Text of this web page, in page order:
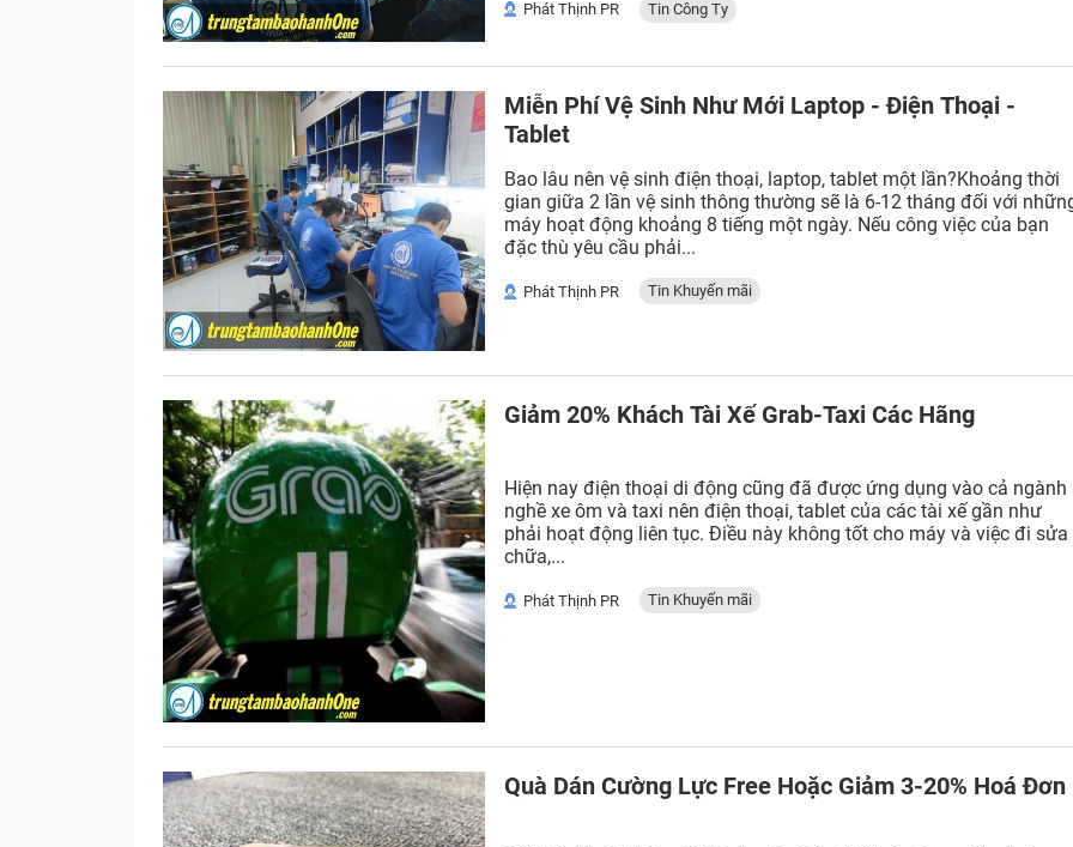
Phát Thịnh PR Tin Công Ty
Miễn Phí Vệ Sinh Như Mới Laptop - Điện Thoại -
Tablet
Bao lâu nên vệ sinh điện thoại, laptop, tablet một lần?Khoảng thời
gian giữa 2 lần vệ sinh thông thường sẽ là 6-12 tháng đối với
máy hoạt động khoảng 8 tiếng một ngày. Nếu công việc của bạn
đặc thù yêu cầu phải...
Phát Thịnh PR Tin Khuyến mãi
Giảm 20% Khách Tài Xế Grab-Taxi Các Hãng
Hiện nay điện thoại di động cũng đã được ứng dụng vào cả ngành
nghề xe ôm và taxi nên điện thoại, tablet của các tài xế gần như
phải hoạt động liên tục. Điều này không tốt cho máy và việc đi sửa
chữa,...
Phát Thịnh PR Tin Khuyến mãi
Quà Dán Cường Lực Free Hoặc Giảm 3-20% Hoá Đơn